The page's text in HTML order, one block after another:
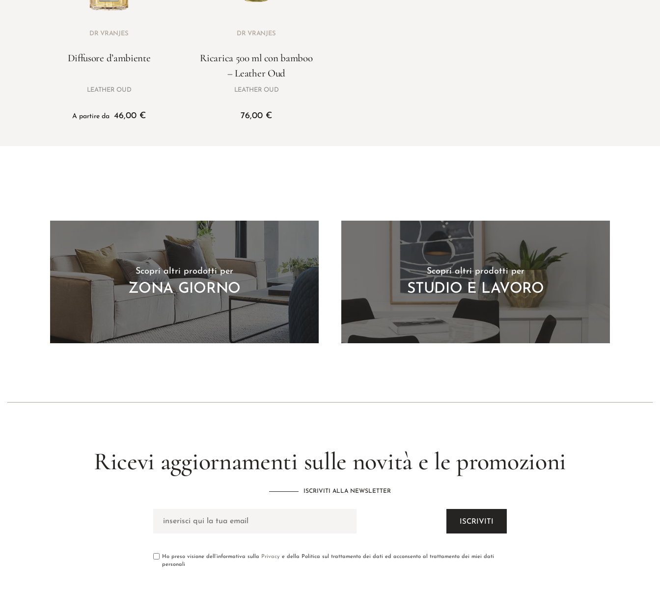
DR VRANJES
Diffusore d’ambiente
LEATHER OUD
A partire da 46,00 €
DR VRANJES
Ricarica 500 ml con bamboo
– Leather Oud
LEATHER OUD
76,00 €
Scopri altri prodotti per
ZONA GIORNO
Scopri altri prodotti per
STUDIO E LAVORO
Ricevi aggiornamenti sulle novità e le promozioni
ISCRIVITI ALLA NEWSLETTER
Ho preso visione dell’informativa sulla Privacy e della Politica sul trattamento dei dati ed acconsento al trattamento dei miei dati
personali